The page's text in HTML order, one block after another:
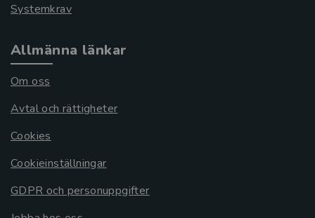
Systemkrav
Allmänna länkar
Om oss
Avtal och rättigheter
Cookies
Cookieinställningar
GDPR och personuppgifter